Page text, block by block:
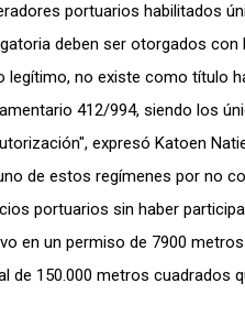
portuarios habilitados
deben ser otorgados con
no existe como título
412/994, siendo los
expresó Katoen
de estos regímenes por no
portuarios sin haber
en un permiso de 7900
de 150.000 metros